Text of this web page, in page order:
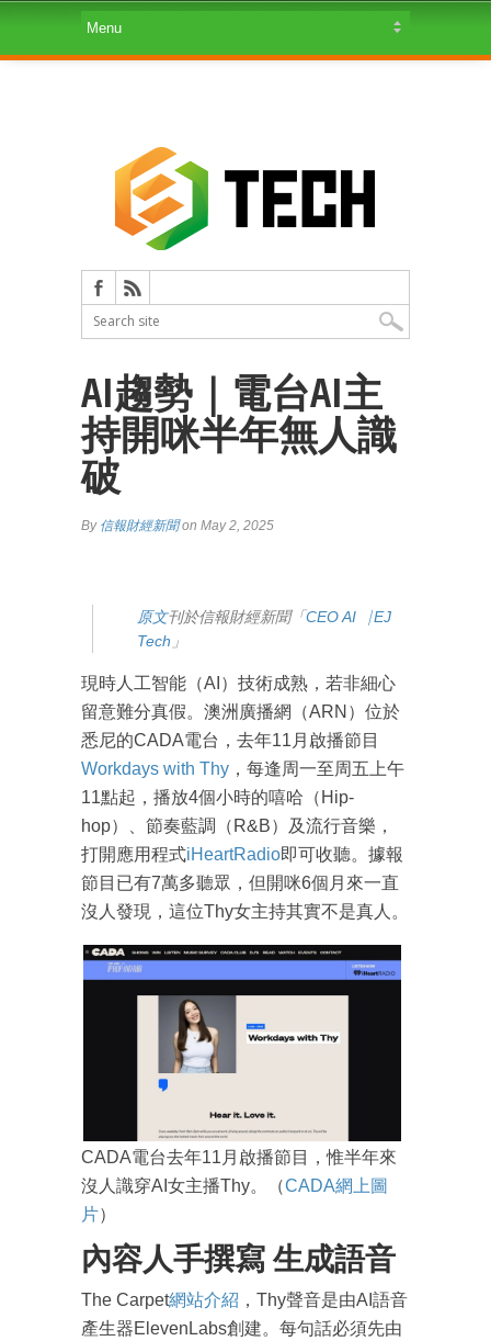
AI趨勢｜電台AI主
持開咪半年無人識
破
By 信報財經新聞on May 2, 2025
原文刊於信報財經新聞「CEO AI⎹ EJ
Tech 」
現時人工智能（AI）技術成熟，若非細心
留意難分真假。澳洲廣播網（ARN）位於
悉尼的CADA電台，去年11月啟播節目
Workdays with Thy ，每逢周一至周五上午
11點起，播放4個小時的嘻哈（Hip-
hop）、節奏藍調（R&B）及流行音樂，
打開應用程式iHeartRadio即可收聽。據報
節目已有7萬多聽眾，但開咪6個月來一直
沒人發現，這位Thy女主持其實不是真人。
CADA電台去年11月啟播節目，惟半年來
沒人識穿AI女主播Thy。（CADA網上圖
片）
內容人手撰寫 生成語音
The Carpet網站介紹 ，Thy聲音是由AI語音
產生器ElevenLabs創建。每句話必須先由